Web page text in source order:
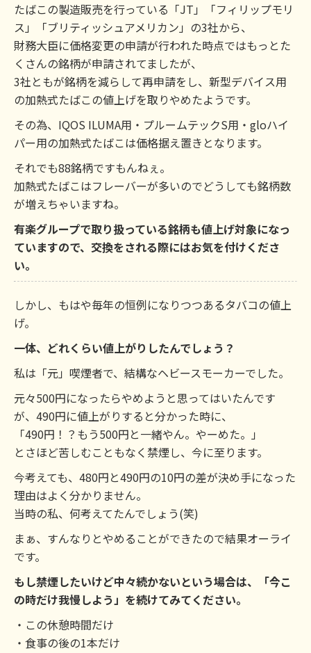
たばこの製造販売を行っている「JT」「フィリップモリ
ス」「ブリティッシュアメリカン」の3社から、
財務大臣に価格変更の申請が行われた時点ではもっとた
くさんの銘柄が申請されてましたが、
3社ともが銘柄を減らして再申請をし、新型デバイス用
の加熱式たばこの値上げを取りやめたようです。
その為、IQOS ILUMA用・プルームテックS用・gloハイ
パー用の加熱式たばこは価格据え置きとなります。
それでも88銘柄ですもんねぇ。
加熱式たばこはフレーバーが多いのでどうしても銘柄数
が増えちゃいますね。
有楽グループで取り扱っている銘柄も値上げ対象になっ
ていますので、交換をされる際にはお気を付けくださ
い。
しかし、もはや毎年の恒例になりつつあるタバコの値上
げ。
一体、どれくらい値上がりしたんでしょう？
私は「元」喫煙者で、結構なヘビースモーカーでした。
元々500円になったらやめようと思ってはいたんです
が、490円に値上がりすると分かった時に、
「490円！？もう500円と一緒やん。やーめた。」
とさほど苦しむこともなく禁煙し、今に至ります。
今考えても、480円と490円の10円の差が決め手になった
理由はよく分かりません。
当時の私、何考えてたんでしょう(笑)
まぁ、すんなりとやめることができたので結果オーライ
です。
もし禁煙したいけど中々続かないという場合は、「今こ
の時だけ我慢しよう」を続けてみてください。
・この休憩時間だけ
・食事の後の1本だけ